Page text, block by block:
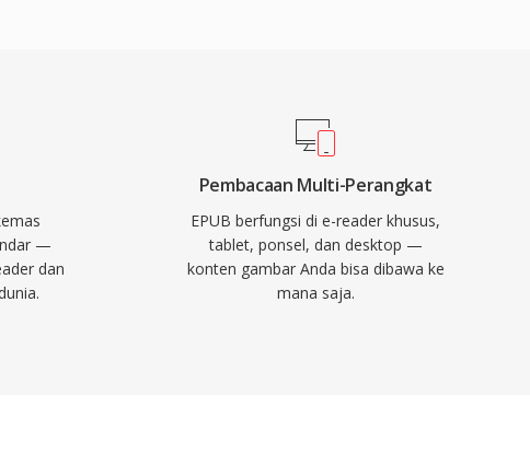
—
dan
Pembacaan Multi-Perangkat
EPUB berfungsi di e-reader khusus,
tablet, ponsel, dan desktop —
konten gambar Anda bisa dibawa ke
mana saja.